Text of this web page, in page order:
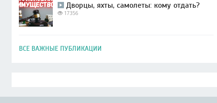
Дворцы, яхты, самолеты: кому отдать?
17356
ВСЕ ВАЖНЫЕ ПУБЛИКАЦИИ